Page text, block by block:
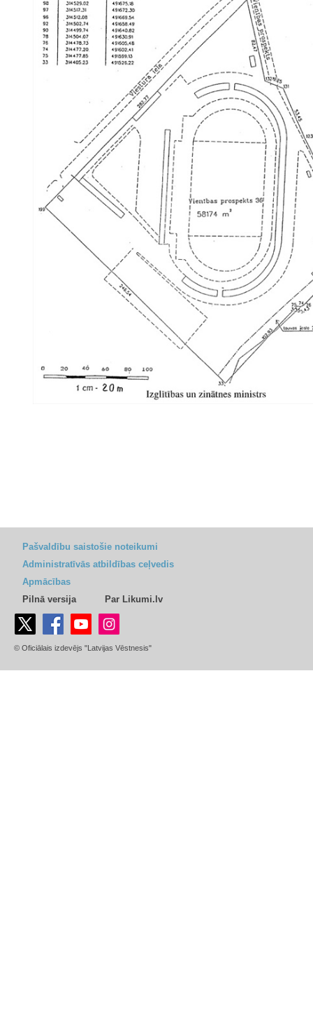
Pašvaldību saistošie noteikumi
Administratīvās atbildības ceļvedis
Apmācības
Pilnā versija
Par Likumi.lv
© Oficiālais izdevējs "Latvijas Vēstnesis"